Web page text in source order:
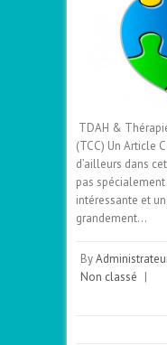
TDAH &
(TCC) Un Article
d’ailleurs dans
pas
intéressante et
grandement…
By
Non classé